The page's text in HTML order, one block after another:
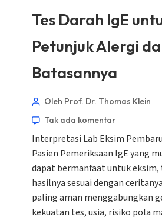
Tes Darah IgE
Petunjuk Alergi
Batasannya
Oleh Prof. Dr. Thomas Klein
Tak ada komentar
Interpretasi Lab Eksim
Pasien Pemeriksaan IgE yang
dapat bermanfaat untuk
hasilnya sesuai dengan
paling aman menggabungkan
kekuatan tes, usia, risiko pola